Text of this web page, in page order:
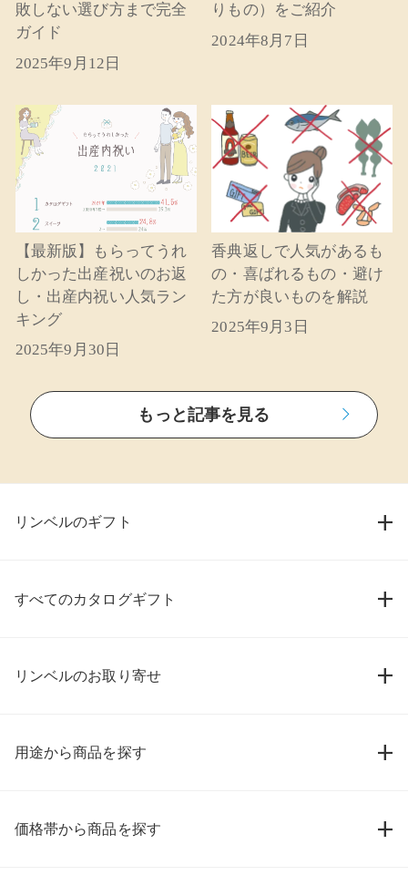
敗しない選び方まで完全
ガイド
2025年9月12日
りもの）をご紹介
2024年8月7日
【最新版】もらってうれ
しかった出産祝いのお返
し・出産内祝い人気ラン
キング
2025年9月30日
香典返しで人気があるも
の・喜ばれるもの・避け
た方が良いものを解説
2025年9月3日
もっと記事を見る
リンベルのギフト
すべてのカタログギフト
リンベルのお取り寄せ
用途から商品を探す
価格帯から商品を探す